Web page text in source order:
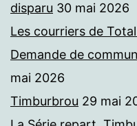
disparu 30 mai 2026
Les courriers de
Demande de
mai 2026
Timburbrou 29 mai